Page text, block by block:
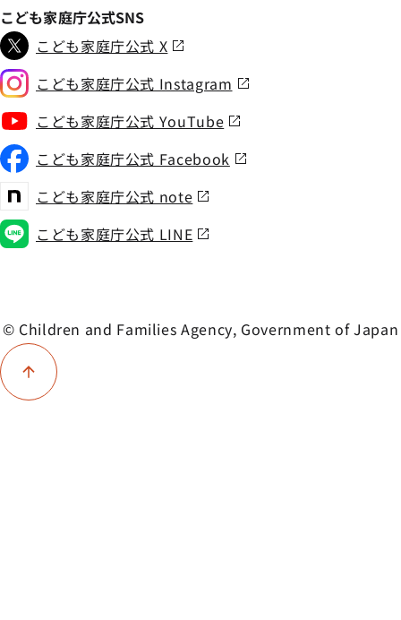
こども家庭庁公式SNS
こども家庭庁公式 X
こども家庭庁公式 Instagram
こども家庭庁公式 YouTube
こども家庭庁公式 Facebook
こども家庭庁公式 note
こども家庭庁公式 LINE
© Children and Families Agency, Government of Japan